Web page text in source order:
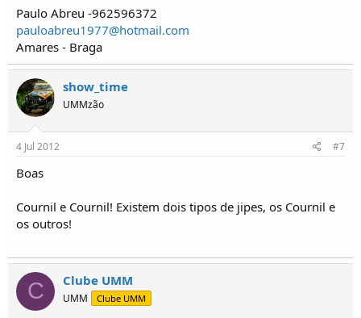
Paulo Abreu -962596372
pauloabreu1977@hotmail.com
Amares - Braga
show_time
UMMzão
4 Jul 2012 #7
Boas
Cournil e Cournil! Existem dois tipos de jipes, os Cournil e
os outros!
C Clube UMM
UMM Clube UMM